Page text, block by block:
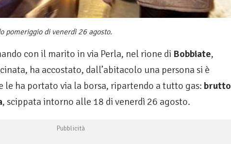
pomeriggio di venerdì 26 agosto.
con il marito in via Perla, nel rione di Bobbiate,
ha accostato, dall’abitacolo una persona si è
le ha portato via la borsa, ripartendo a tutto gas: brutto
, scippata intorno alle 18 di venerdì 26 agosto.